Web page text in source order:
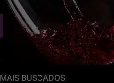
MAIS BUSCADOS